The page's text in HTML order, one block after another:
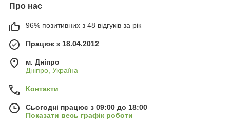
Про нас
96% позитивних з 48 відгуків за рік
Працює з 18.04.2012
м. Дніпро
Дніпро, Україна
Контакти
Сьогодні працює з 09:00 до 18:00
Показати весь графік роботи